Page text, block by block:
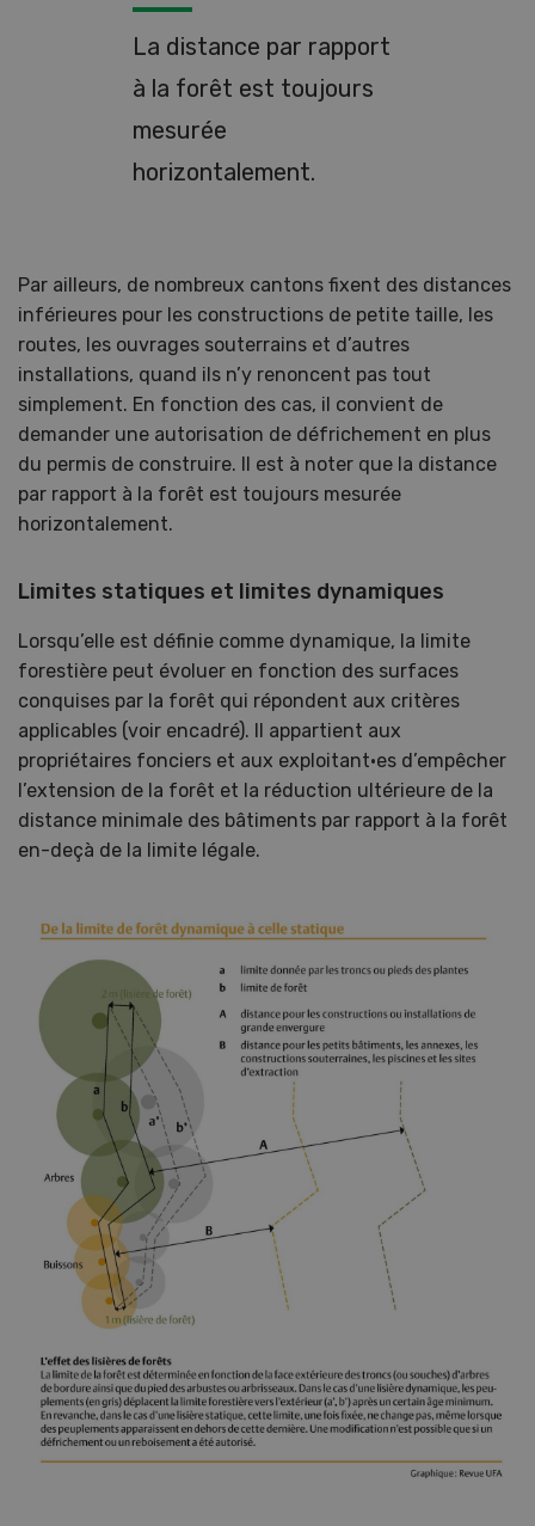
La distance par rapport
à la forêt est toujours
mesurée
horizontalement.
Par ailleurs, de nombreux cantons fixent des distances
inférieures pour les constructions de petite taille, les
routes, les ouvrages souterrains et d’autres
installations, quand ils n’y renoncent pas tout
simplement. En fonction des cas, il convient de
demander une autorisation de défrichement en plus
du permis de construire. Il est à noter que la distance
par rapport à la forêt est toujours mesurée
horizontalement.
Limites statiques et limites dynamiques
Lorsqu’elle est définie comme dynamique, la limite
forestière peut évoluer en fonction des surfaces
conquises par la forêt qui répondent aux critères
applicables (voir encadré). Il appartient aux
propriétaires fonciers et aux exploitant·es d’empêcher
l’extension de la forêt et la réduction ultérieure de la
distance minimale des bâtiments par rapport à la forêt
en-deçà de la limite légale.